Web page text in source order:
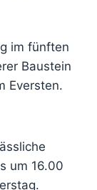
im fünften
Baustein
Eversten.
um 16.00